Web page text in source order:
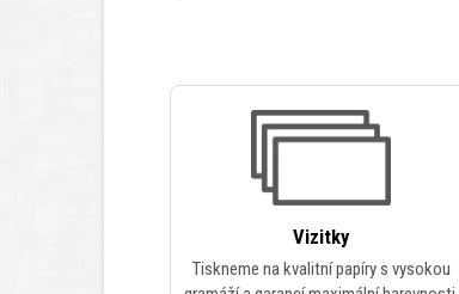
Vizitky
Tiskneme na kvalitní papíry s vysokou